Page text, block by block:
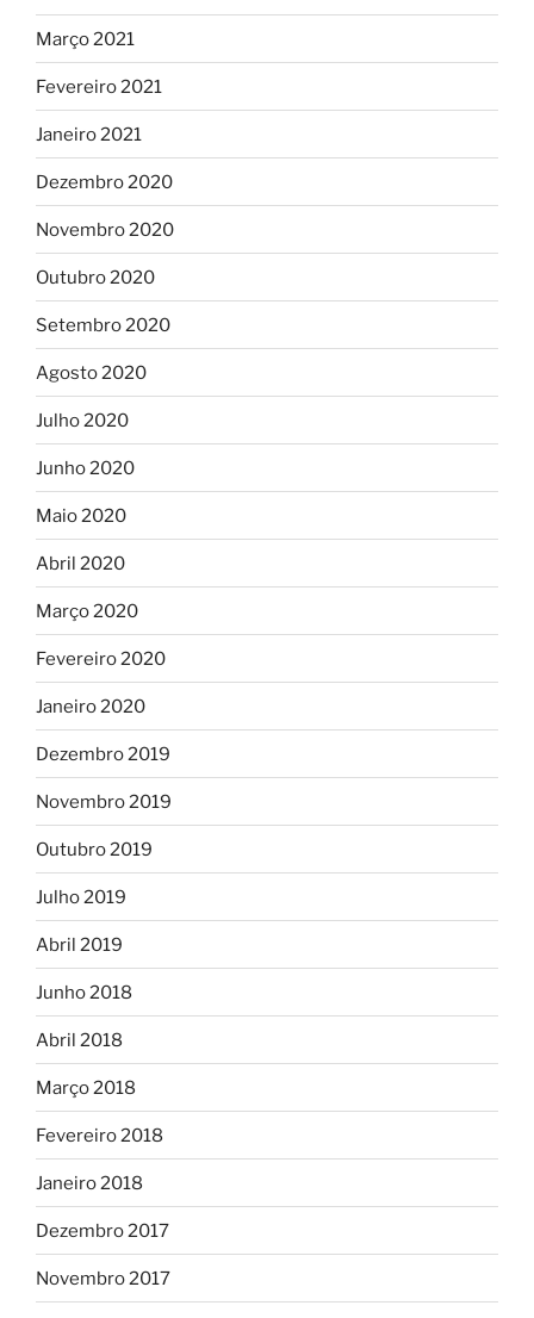
Março 2021
Fevereiro 2021
Janeiro 2021
Dezembro 2020
Novembro 2020
Outubro 2020
Setembro 2020
Agosto 2020
Julho 2020
Junho 2020
Maio 2020
Abril 2020
Março 2020
Fevereiro 2020
Janeiro 2020
Dezembro 2019
Novembro 2019
Outubro 2019
Julho 2019
Abril 2019
Junho 2018
Abril 2018
Março 2018
Fevereiro 2018
Janeiro 2018
Dezembro 2017
Novembro 2017